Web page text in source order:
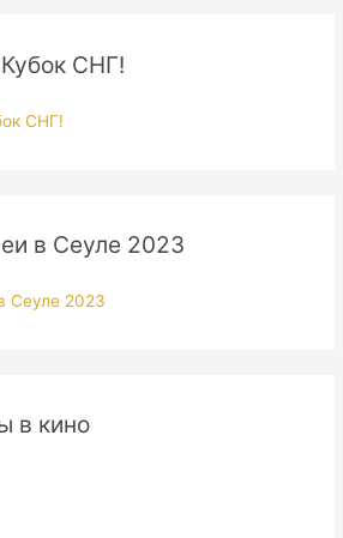
СНГ!
в Сеуле 2023
в кино